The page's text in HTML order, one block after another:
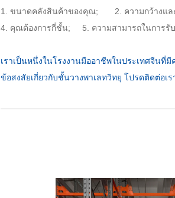
1. ขนาดคลังสินค้าของคุณ; 2. ความกว้างแล
4. คุณต้องการกี่ชั้น;
5. ความสามารถในกา
เราเป็นหนึ่งในโรงงานมืออาชีพในประเทศจีน
ข้อสงสัยเกี่ยวกับชั้นวางพาเลทวิทยุ โปรดติดต่อเ